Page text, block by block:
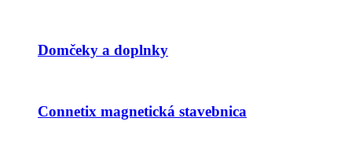
Domčeky a doplnky
Connetix magnetická stavebnica